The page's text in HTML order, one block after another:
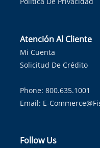
Atención Al Cliente
Mi Cuenta
Solicitud De Crédito
Phone: 800.635.1001
Email: E-
Follow Us